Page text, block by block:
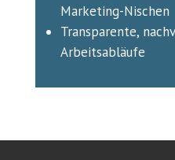
Marketing-Nischen
Transparente,
Arbeitsabläufe